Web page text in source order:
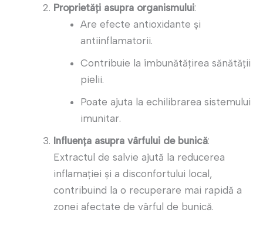
Proprietăți asupra organismului:
Are efecte antioxidante și
antiinflamatorii.
Contribuie la îmbunătățirea sănătății
pielii.
Poate ajuta la echilibrarea sistemului
imunitar.
Influența asupra vârfului de bunică:
Extractul de salvie ajută la reducerea
inflamației și a disconfortului local,
contribuind la o recuperare mai rapidă a
zonei afectate de vârful de bunică.